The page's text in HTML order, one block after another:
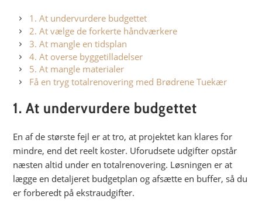
1. At undervurdere budgettet
2. At vælge de forkerte håndværkere
3. At mangle en tidsplan
4. At overse byggetilladelser
5. At mangle materialer
Få en tryg totalrenovering med Brødrene Tuekær
1. At undervurdere budgettet
En af de største fejl er at tro, at projektet kan klares for
mindre, end det reelt koster. Uforudsete udgifter opstår
næsten altid under en totalrenovering. Løsningen er at
lægge en detaljeret budgetplan og afsætte en buffer, så du
er forberedt på ekstraudgifter.